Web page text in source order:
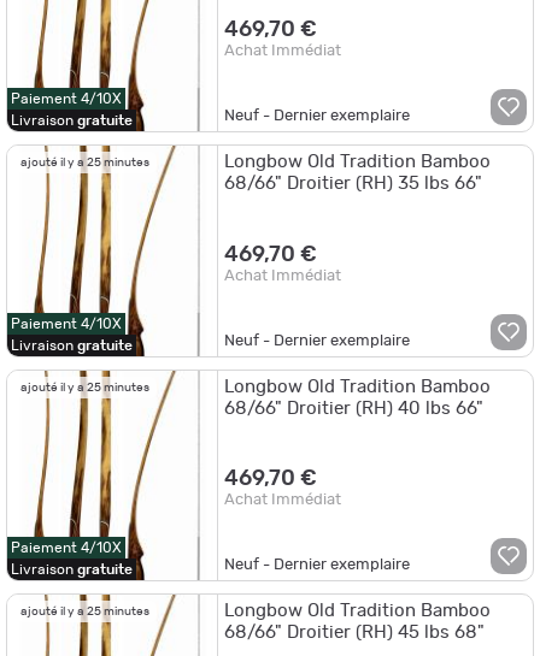
Paiement 4/10X
Livraison gratuite
469,70 €
Achat Immédiat
Neuf - Dernier exemplaire
ajouté il y a 25 minutes
Paiement 4/10X
Livraison gratuite
Longbow Old Tradition Bamboo
68/66" Droitier (RH) 35 lbs 66"
469,70 €
Achat Immédiat
Neuf - Dernier exemplaire
ajouté il y a 25 minutes
Paiement 4/10X
Livraison gratuite
Longbow Old Tradition Bamboo
68/66" Droitier (RH) 40 lbs 66"
469,70 €
Achat Immédiat
Neuf - Dernier exemplaire
ajouté il y a 25 minutes
Longbow Old Tradition Bamboo
68/66" Droitier (RH) 45 lbs 68"